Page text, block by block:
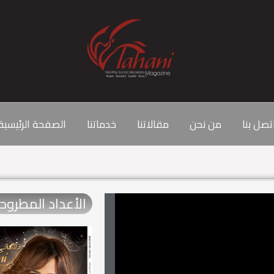
الصفحة خدماتنا مقالاتنا من نحن بنا
الأعداد المطروحة​